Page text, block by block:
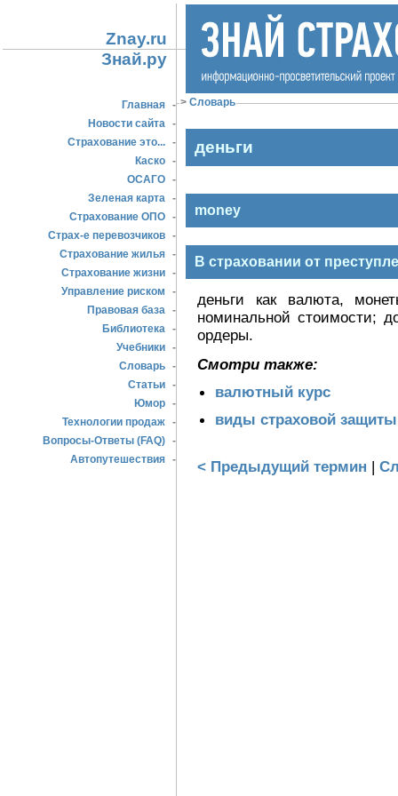
Znay.ru
Знай.ру
Главная -
Новости сайта -
Страхование это... -
Каско -
ОСАГО -
Зеленая карта -
Страхование ОПО -
Страх-е перевозчиков -
Страхование жилья -
Страхование жизни -
Управление риском
-
Правовая база -
Библиотека -
Учебники -
Словарь -
Статьи -
Юмор -
Технологии продаж -
Вопросы-Ответы (FAQ) -
Автопутешествия -
> Словарь
деньги
money
В страховании от
деньги как валюта,
номинальной стоимости;
ордеры.
Смотри также:
валютный курс
виды страховой
< Предыдущий термин |